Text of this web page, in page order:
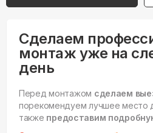
Сделаем
монтаж уже на
день
Перед монтажом сделаем
порекомендуем лучшее место
также предоставим